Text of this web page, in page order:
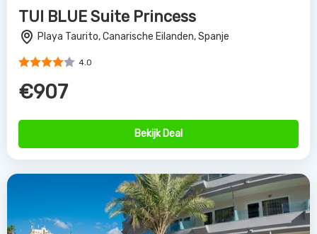
TUI BLUE Suite Princess
Playa Taurito, Canarische Eilanden, Spanje
4.0
€907
Bekijk Deal